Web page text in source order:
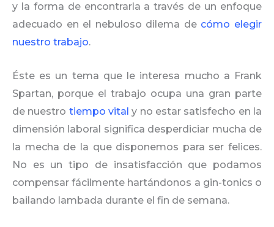
y la forma de encontrarla a través de un enfoque
adecuado en el nebuloso dilema de cómo elegir
nuestro trabajo.
Éste es un tema que le interesa mucho a Frank
Spartan, porque el trabajo ocupa una gran parte
de nuestro tiempo vital y no estar satisfecho en la
dimensión laboral significa desperdiciar mucha de
la mecha de la que disponemos para ser felices.
No es un tipo de insatisfacción que podamos
compensar fácilmente hartándonos a gin-tonics o
bailando lambada durante el fin de semana.